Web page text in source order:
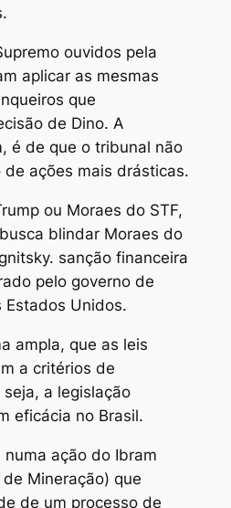
ouvidos pela
aplicar as mesmas
que
de Dino. A
é de que o tribunal não
de ações mais drásticas.
ou Moraes do STF,
blindar Moraes do
sanção financeira
pelo governo de
Estados Unidos.
ampla, que as leis
a critérios de
a legislação
eficácia no Brasil.
ação do Ibram
Mineração) que
de um processo de